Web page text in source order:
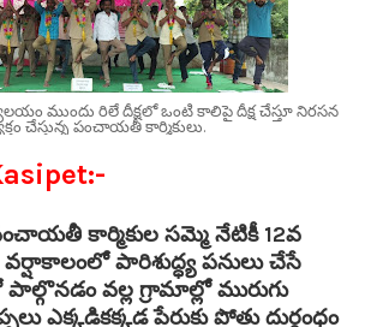
ముందు రిలే దీక్షలో ఒంటి కాలిపై దీక్ష చేస్తూ నిరసన
చేస్తున్న పంచాయతీ కార్మికులు.
కార్మికుల సమ్మె నేటికీ 12వ
వర్షాకాలంలో పారిశుద్ధ్య పనులు చేసే
వల్ల గ్రామాల్లో మురుగు
ఎక్కడికక్కడ పేరుకు పోతు దుర్గంధం